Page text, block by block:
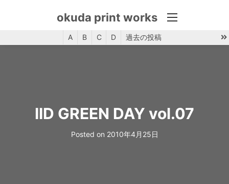
okuda print works
menu
A
B C D 過去の投稿
IID GREEN DAY vol.07
Posted on 2010年4月25日